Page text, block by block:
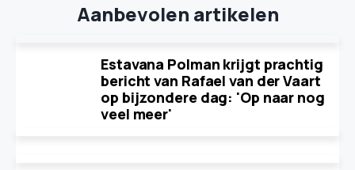
Aanbevolen artikelen
Estavana Polman krijgt prachtig
bericht van Rafael van der Vaart
op bijzondere dag: 'Op naar nog
veel meer'